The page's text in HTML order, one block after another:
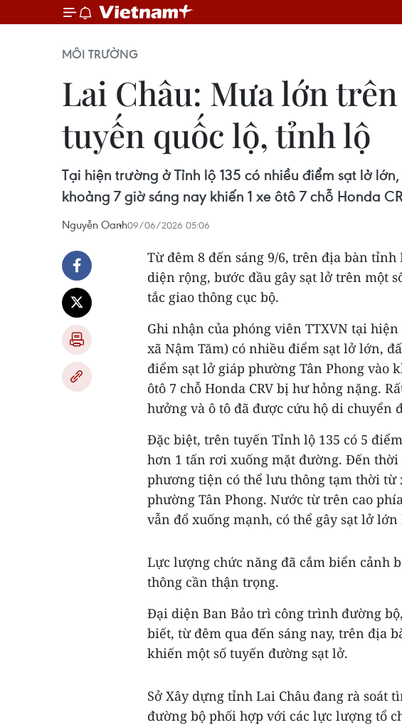
MÔI TRƯỜNG
Lai Châu: Mưa lớn
tuyến quốc lộ, tỉnh lộ
Tại hiện trường ở Tỉnh lộ 135 có nhiều điểm sạt lở
khoảng 7 giờ sáng nay khiến 1 xe ôtô 7 chỗ Honda
Nguyễn Oanh09/06/2026 05:06
Từ đêm 8 đến sáng 9/6, trên địa bàn
diện rộng, bước đầu gây sạt lở trên một
tắc giao thông cục bộ.
Ghi nhận của phóng viên TTXVN tại
xã Nậm Tăm) có nhiều điểm sạt lở lớn,
điểm sạt lở giáp phường Tân Phong vào
ôtô 7 chỗ Honda CRV bị hư hỏng nặng.
hưởng và ô tô đã được cứu hộ di chuyển
Đặc biệt, trên tuyến Tỉnh lộ 135 có 5
hơn 1 tấn rơi xuống mặt đường. Đến
phương tiện có thể lưu thông tạm thời từ
phường Tân Phong. Nước từ trên cao
vẫn đổ xuống mạnh, có thể gây sạt lở
Lực lượng chức năng đã cắm biển cảnh
thông cần thận trọng.
Đại diện Ban Bảo trì công trình đường
biết, từ đêm qua đến sáng nay, trên địa
khiến một số tuyến đường sạt lở.
Sở Xây dựng tỉnh Lai Châu đang rà soát
đường bộ phối hợp với các lực lượng tổ